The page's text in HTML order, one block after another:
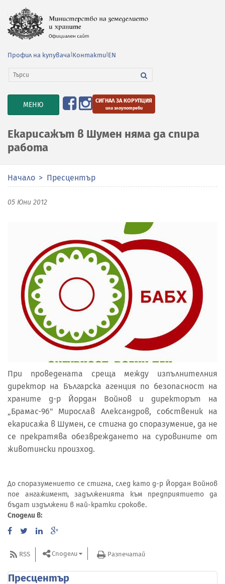
Профил на купувача Контакти EN
TOGGLE
NAVIGATION
МЕНЮ СИГНАЛ ЗА КОРУПЦИЯ
или злоупотреби
Екарисажът в Шумен няма да спира
работа
Начало Пресцентър
05 Юни 2012
При проведената среща между изпълнителния
директор на Българска агенция по безопасност на
храните д-р Йордан Войнов и директорът на
„Брамас-96" Мирослав Александров, собственик на
екарисажа в Шумен, се стигна до споразумение, да не
се прекратява обезвреждането на суровините от
животински произход.
До споразумението се стигна, след като д-р Йордан Войнов
пое ангажимент, задълженията към предприятието да
бъдат издължени в най-кратки срокове.
Сподели в:
RSS Сподели Разпечатай
Пресцентър